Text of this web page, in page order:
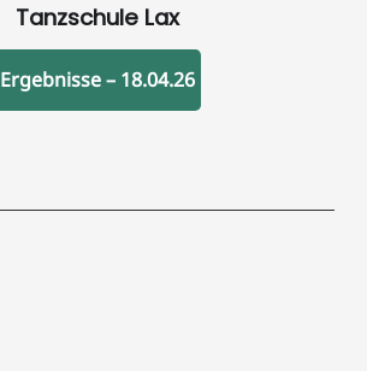
Tanzschule Lax
Ergebnisse – 18.04.26